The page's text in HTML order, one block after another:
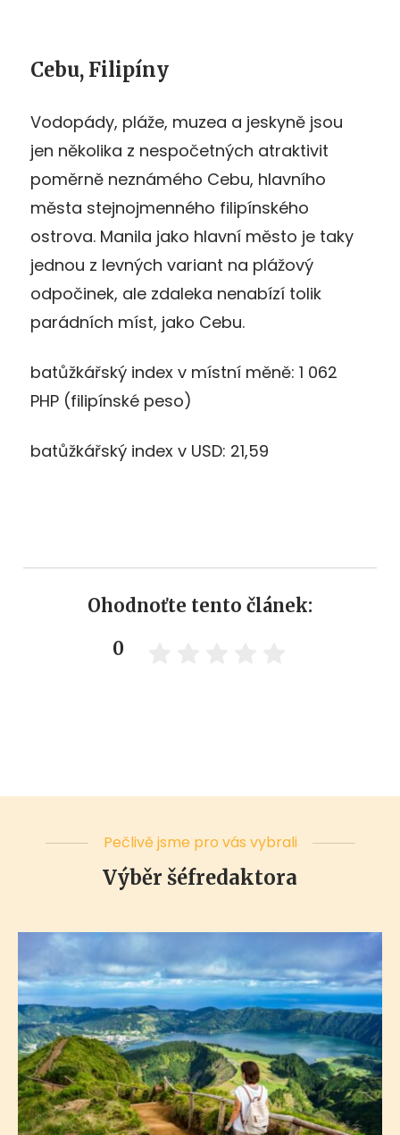
Cebu, Filipíny
Vodopády, pláže, muzea a jeskyně jsou
jen několika z nespočetných atraktivit
poměrně neznámého Cebu, hlavního
města stejnojmenného filipínského
ostrova. Manila jako hlavní město je taky
jednou z levných variant na plážový
odpočinek, ale zdaleka nenabízí tolik
parádních míst, jako Cebu.
batůžkářský index v místní měně: 1 062
PHP (filipínské peso)
batůžkářský index v USD: 21,59
Ohodnoťte tento článek:
0
Pečlivě jsme pro vás vybrali
Výběr šéfredaktora